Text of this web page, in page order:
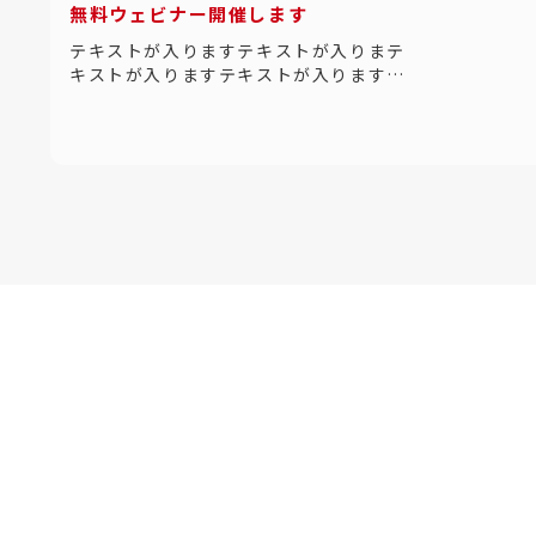
無料ウェビナー開催します
テキストが入りますテキストが入りまテ
キストが入りますテキストが入ります…